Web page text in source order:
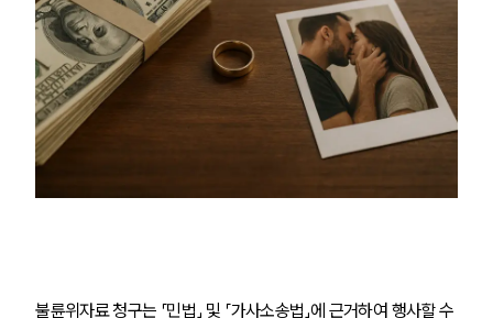
불륜위자료 청구는 「민법」 및 「가사소송법」에 근거하여 행사할 수